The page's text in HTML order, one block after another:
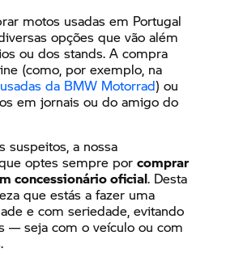
motos usadas em Portugal
opções que vão além
ou dos stands. A compra
(como, por exemplo, na
da BMW Motorrad) ou
em jornais ou do amigo do
suspeitos, a nossa
optes sempre por comprar
concessionário oficial. Desta
que estás a fazer uma
e com seriedade, evitando
— seja com o veículo ou com